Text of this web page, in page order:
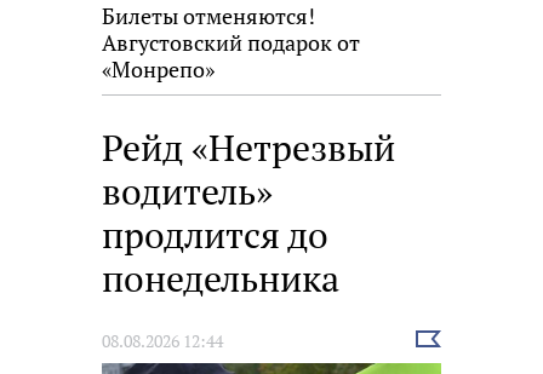
Билеты отменяются!
Августовский подарок от
«Монрепо»
Рейд «Нетрезвый
водитель»
продлится до
понедельника
08.08.2026 12:44
Выбрать
новость